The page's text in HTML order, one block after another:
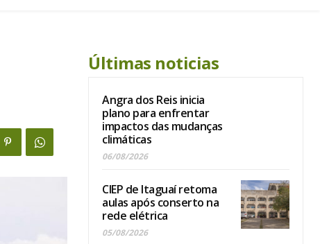
Últimas noticias
Angra dos Reis inicia
plano para enfrentar
impactos das mudanças
climáticas
06/08/2026
CIEP de Itaguaí retoma
aulas após conserto na
rede elétrica
05/08/2026